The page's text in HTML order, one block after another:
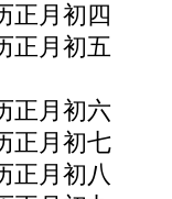
正月初四
正月初五
正月初六
正月初七
正月初八